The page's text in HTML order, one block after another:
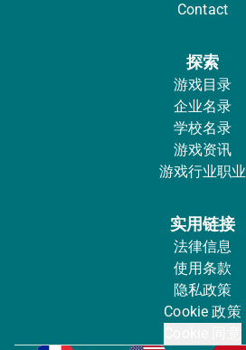
Contact
探索
游戏目录
企业名录
学校名录
游戏资讯
游戏行业职业
实用链接
法律信息
使用条款
隐私政策
Cookie 政策